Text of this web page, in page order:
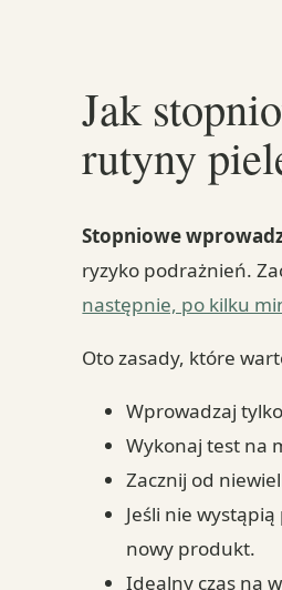
Jak
rutyny
Stopniowe
ryzyko podrażnień.
następnie, po kilku
Oto zasady, które
Wprowadzaj
Wykonaj test na
Zacznij od
Jeśli nie
nowy produkt.
Idealny czas na